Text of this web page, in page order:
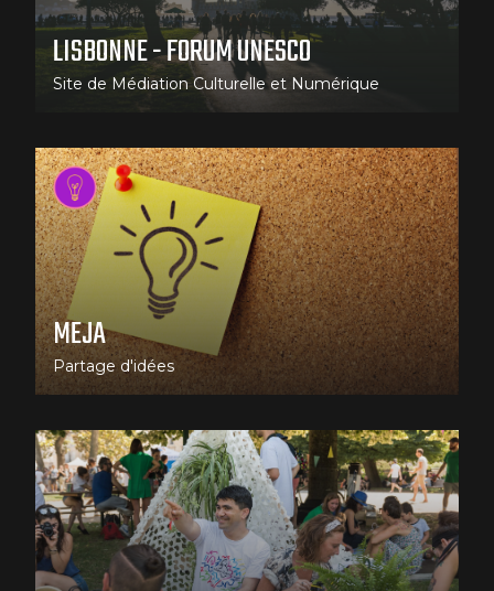
LISBONNE - FORUM UNESCO
Site de Médiation Culturelle et Numérique
MEJA
Partage d'idées